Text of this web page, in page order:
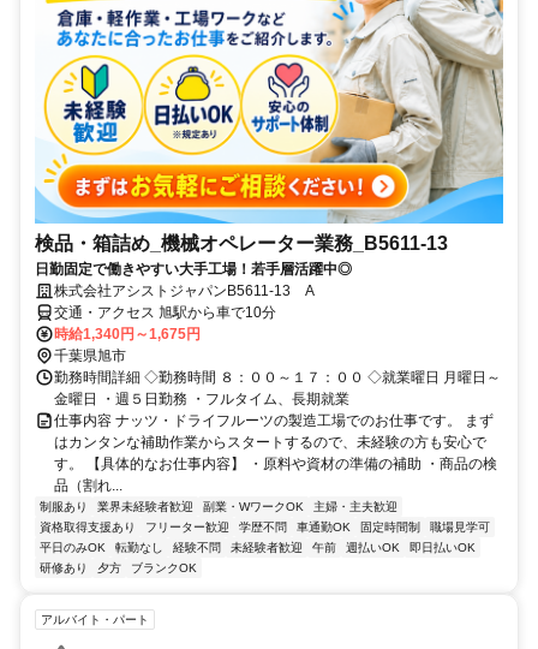
検品・箱詰め_機械オペレーター業務_B5611-13
日勤固定で働きやすい大手工場！若手層活躍中◎
株式会社アシストジャパンB5611-13 A
交通・アクセス 旭駅から車で10分
時給1,340円～1,675円
千葉県旭市
勤務時間詳細 ◇勤務時間 ８：００～１７：００ ◇就業曜日 月曜日～
金曜日 ・週５日勤務 ・フルタイム、長期就業
仕事内容 ナッツ・ドライフルーツの製造工場でのお仕事です。 まず
はカンタンな補助作業からスタートするので、未経験の方も安心で
す。 【具体的なお仕事内容】 ・原料や資材の準備の補助 ・商品の検
品（割れ...
制服あり 業界未経験者歓迎 副業・WワークOK
主婦・主夫歓迎
資格取得支援あり
フリーター歓迎 学歴不問 車通勤OK 固定時間制
職場見学可
平日のみOK
転勤なし 経験不問 未経験者歓迎 午前 週払いOK
即日払いOK
研修あり
夕方 ブランクOK
アルバイト・パート